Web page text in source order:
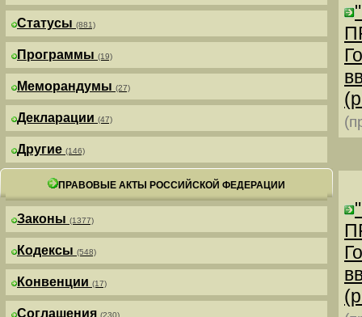
Статусы (881)
Программы (19)
Меморандумы (27)
Декларации (47)
Другие (146)
ПРАВОВЫЕ АКТЫ РОССИЙСКОЙ ФЕДЕРАЦИИ
Законы (1377)
Кодексы (548)
Конвенции (17)
Соглашения (230)